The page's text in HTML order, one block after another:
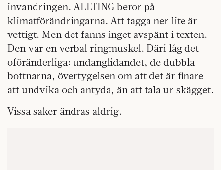
invandringen. ALLTING beror på
klimatförändringarna. Att tagga ner lite är
vettigt. Men det fanns inget avspänt i texten.
Den var en verbal ringmuskel. Däri låg det
oföränderliga: undanglidandet, de dubbla
bottnarna, övertygelsen om att det är finare
att undvika och antyda, än att tala ur skägget.
Vissa saker ändras aldrig.